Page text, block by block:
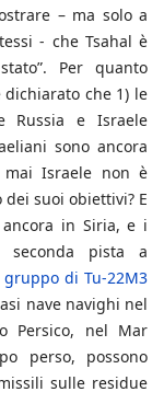
– ma solo a
- che Tsahal è
Per quanto
che 1) le
Russia e Israele
sono ancora
Israele non è
suoi obiettivi? E
in Siria, e i
seconda pista a
di Tu-22M3
nave navighi nel
Persico, nel Mar
perso, possono
sulle residue